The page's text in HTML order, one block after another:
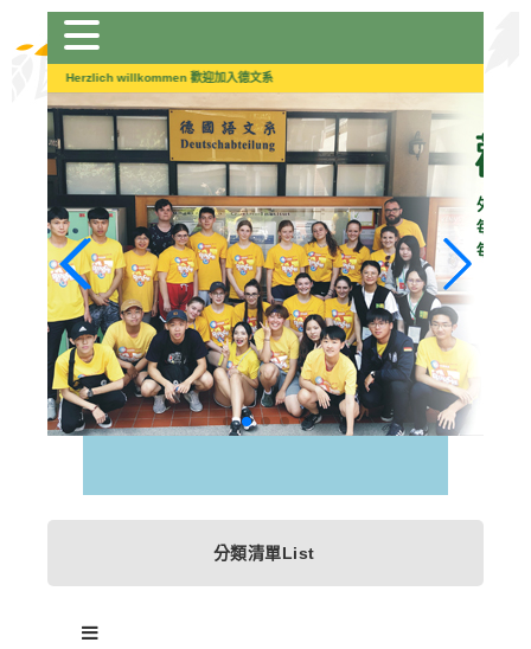
到
Herzlich willkommen 歡迎加入德文系
分類清單List